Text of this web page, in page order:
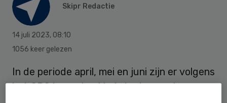
Skipr Redactie
14 juli 2023, 08:10
1056 keer gelezen
In de periode april, mei en juni zijn er volgens
het CBS in ons land in totaal meer dan